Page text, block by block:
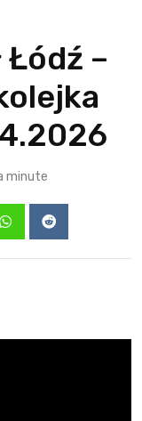
Łódź –
minute
WhatsappReddit